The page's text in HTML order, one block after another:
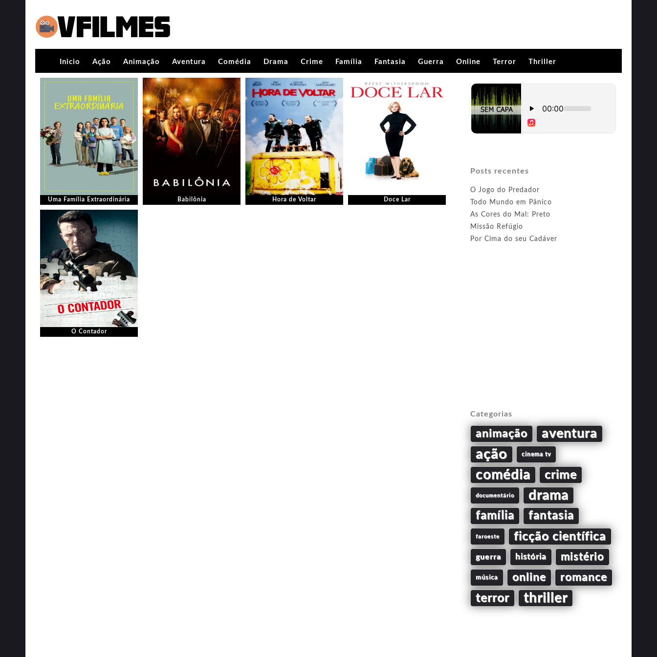
Inicio Ação Animação Aventura Comédia Drama Crime Família Fantasia Guerra Online Terror Thriller
Uma Família Extraordinária Babilônia Hora de Voltar Doce Lar
O Contador
Posts recentes
O Jogo do Predador
Todo Mundo em Pânico
As Cores do Mal: Preto
Missão Refúgio
Por Cima do seu Cadáver
Categorias
animação aventura
ação cinema tv
comédia crime
documentário drama
família fantasia
faroeste ficção científica
guerra história mistério
música online romance
terror thriller